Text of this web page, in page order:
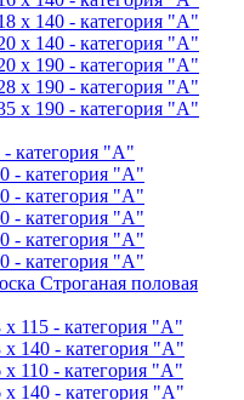
х 140 - категория "А"
х 140 - категория "А"
х 190 - категория "А"
х 190 - категория "А"
х 190 - категория "А"
- категория "А"
- категория "А"
- категория "А"
- категория "А"
- категория "А"
- категория "А"
Строганая половая
х 115 - категория "А"
х 140 - категория "А"
х 110 - категория "А"
х 140 - категория "А"